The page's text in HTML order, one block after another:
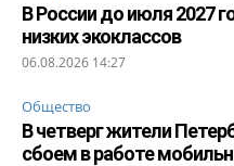
В России до июля 2027
низких экоклассов
06.08.2026 14:27
Общество
В четверг жители
сбоем в работе